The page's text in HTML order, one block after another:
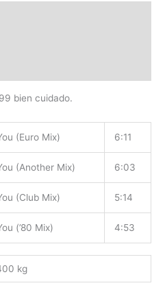
bien cuidado.
(Euro Mix) 6:11
(Another Mix) 6:03
(Club Mix) 5:14
(’80 Mix) 4:53
kg